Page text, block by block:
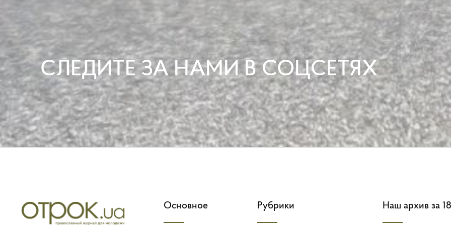
СЛЕДИТЕ ЗА НАМИ В СОЦСЕТЯХ
Основное Рубрики Наш архив за